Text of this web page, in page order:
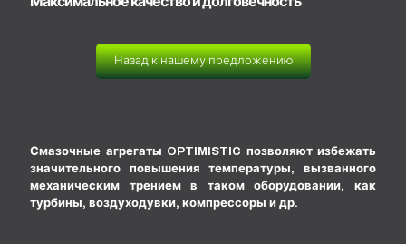
Назад к нашему предложению
Смазочные агрегаты OPTIMISTIC позволяют избежать
значительного повышения температуры, вызванного
механическим трением в таком оборудовании, как
турбины, воздуходувки, компрессоры и др.